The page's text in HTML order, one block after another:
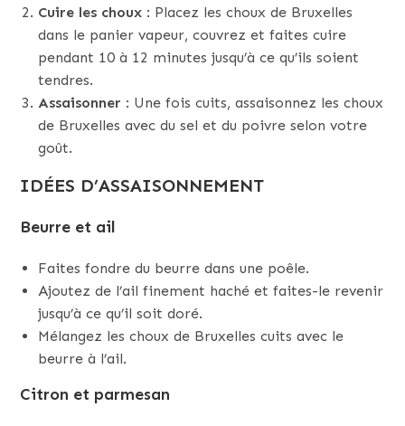
Cuire les choux : Placez les choux de Bruxelles
dans le panier vapeur, couvrez et faites cuire
pendant 10 à 12 minutes jusqu’à ce qu’ils soient
tendres.
Assaisonner : Une fois cuits, assaisonnez les choux
de Bruxelles avec du sel et du poivre selon votre
goût.
IDÉES D’ASSAISONNEMENT
Beurre et ail
Faites fondre du beurre dans une poêle.
Ajoutez de l’ail finement haché et faites-le revenir
jusqu’à ce qu’il soit doré.
Mélangez les choux de Bruxelles cuits avec le
beurre à l’ail.
Citron et parmesan